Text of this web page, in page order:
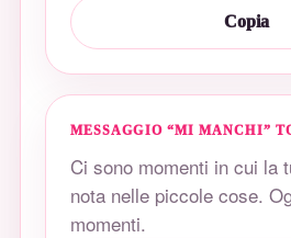
Copia
MESSAGGIO “MI MANCHI”
Ci sono momenti in cui la
nota nelle piccole cose.
momenti.